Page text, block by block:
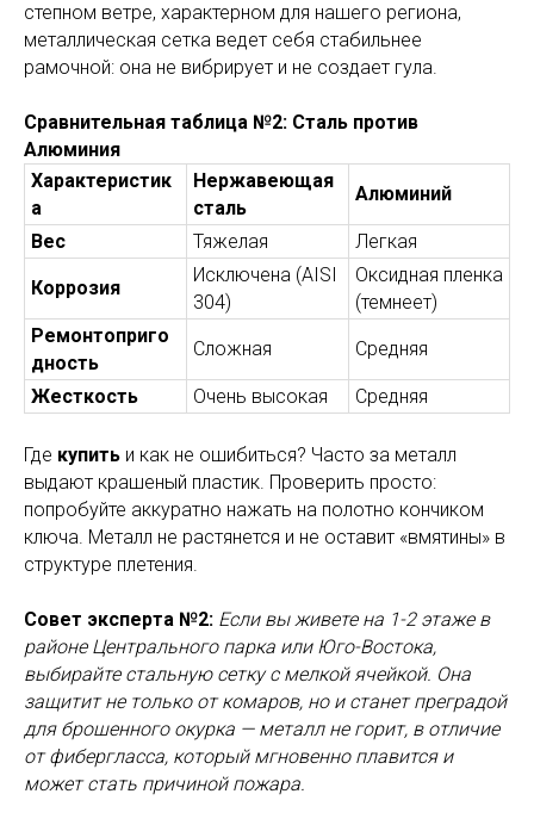
степном ветре, характерном для нашего региона,
металлическая сетка ведет себя стабильнее
рамочной: она не вибрирует и не создает гула.
Сравнительная таблица №2: Сталь против
Алюминия
Характеристик
а
Нержавеющая
сталь
Алюминий
Вес Тяжелая Легкая
Коррозия
Исключена (AISI
304)
Оксидная пленка
(темнеет)
Ремонтоприго
дность
Сложная Средняя
Жесткость Очень высокая Средняя
Где купить и как не ошибиться? Часто за металл
выдают крашеный пластик. Проверить просто:
попробуйте аккуратно нажать на полотно кончиком
ключа. Металл не растянется и не оставит «вмятины» в
структуре плетения.
Совет эксперта №2: Если вы живете на 1-2 этаже в
районе Центрального парка или Юго-Востока,
выбирайте стальную сетку с мелкой ячейкой. Она
защитит не только от комаров, но и станет преградой
для брошенного окурка — металл не горит, в отличие
от фибергласса, который мгновенно плавится и
может стать причиной пожара.